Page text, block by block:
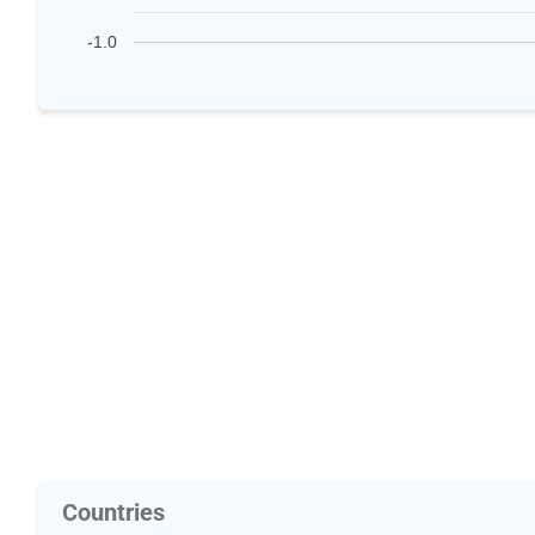
-1.0
Countries